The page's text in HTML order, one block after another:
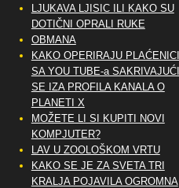
LJUKAVA LJISIC ILI KAKO SU
DOTIČNI OPRALI RUKE
OBMANA
KAKO OPERIRAJU PLAĆENICI
SA YOU TUBE-a SAKRIVAJUĆI
SE IZA PROFILA KANALA O
PLANETI X
MOŽETE LI SI KUPITI NOVI
KOMPJUTER?
LAV U ZOOLOŠKOM VRTU
KAKO SE JE ZA SVETA TRI
KRALJA POJAVILA OGROMNA